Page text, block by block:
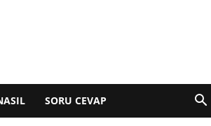
SORU CEVAP